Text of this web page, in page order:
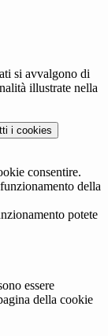
si avvalgono di
illustrate nella
i cookies
consentire.
della
potete
essere
della cookie